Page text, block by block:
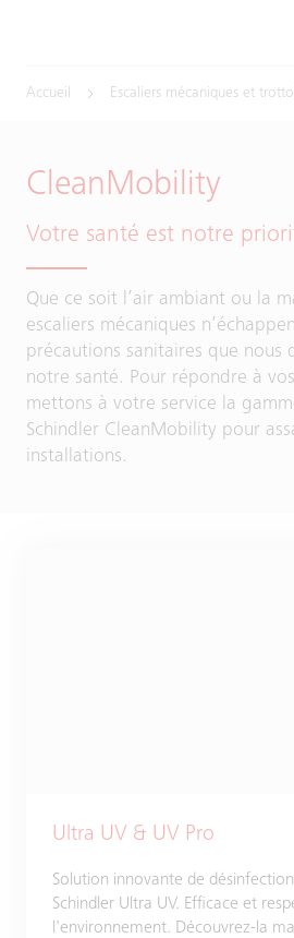
Accueil Escaliers mécaniques et
CleanMobility
Votre santé est notre
Que ce soit l’air ambiant ou la
escaliers mécaniques
précautions sanitaires que nous
notre santé. Pour répondre à
mettons à votre service la
Schindler CleanMobility pour
installations.
Ultra UV & UV Pro
Solution innovante de
Schindler Ultra UV. Efficace et
l'environnement. Découvrez-la